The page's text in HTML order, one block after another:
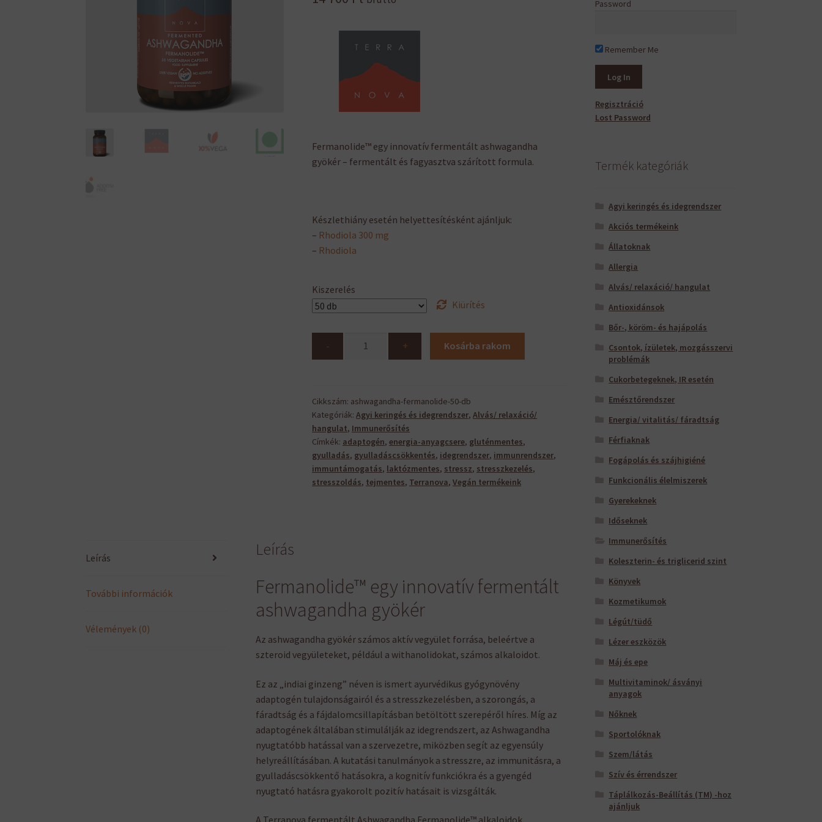
Fermanolide™ egy innovatív fermentált ashwagandha
gyökér – fermentált és fagyasztva szárított formula.
Készlethiány esetén helyettesítésként ajánljuk:
– Rhodiola 300 mg
– Rhodiola
Kiszerelés
Kiürítés
- + Kosárba rakom
Cikkszám: ashwagandha-fermanolide-50-db
Kategóriák:Agyi keringés és idegrendszer,Alvás/ relaxáció/
hangulat, Immunerősítés
Címkék: adaptogén,energia-anyagcsere, gluténmentes,
gyulladás, gyulladáscsökkentés, idegrendszer, immunrendszer,
immuntámogatás, laktózmentes, stressz, stresszkezelés,
stresszoldás, tejmentes, Terranova,Vegán termékeink
Leírás
További információk
Vélemények (0)
Leírás
Fermanolide™ egy innovatív fermentált
ashwagandha gyökér
Az ashwagandha gyökér számos aktív vegyület forrása, beleértve a
szteroid vegyületeket, például a withanolidokat, számos alkaloidot.
Ez az „indiai ginzeng” néven is ismert ayurvédikus gyógynövény
adaptogén tulajdonságairól és a stresszkezelésben, a szorongás, a
fáradtság és a fájdalomcsillapításban betöltött szerepéről híres. Míg az
adaptogének általában stimulálják az idegrendszert, az Ashwagandha
nyugtatóbb hatással van a szervezetre, miközben segít az egyensúly
helyreállításában. A kutatási tanulmányok a stresszre, az immunitásra, a
gyulladáscsökkentő hatásokra, a kognitív funkciókra és a gyengéd
nyugtató hatásra gyakorolt ​​pozitív hatásait is vizsgálták.
Password
Remember Me
Regisztráció
Lost Password
Termék kategóriák
Agyi keringés és idegrendszer
Akciós termékeink
Állatoknak
Allergia
Alvás/ relaxáció/ hangulat
Antioxidánsok
Bőr-, köröm- és hajápolás
Csontok, ízületek, mozgásszervi
problémák
Cukorbetegeknek, IR esetén
Emésztőrendszer
Energia/ vitalitás/ fáradtság
Férfiaknak
Fogápolás és szájhigiéné
Funkcionális élelmiszerek
Gyerekeknek
Időseknek
Immunerősítés
Koleszterin- és triglicerid szint
Könyvek
Kozmetikumok
Légút/tüdő
Lézer eszközök
Máj és epe
Multivitaminok/ ásványi
anyagok
Nőknek
Sportolóknak
Szem/látás
Szív és érrendszer
Táplálkozás-Beállítás (TM) -hoz
ajánljuk